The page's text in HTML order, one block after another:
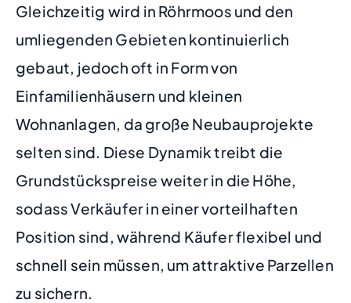
Gleichzeitig wird in Röhrmoos und den
umliegenden Gebieten kontinuierlich
gebaut, jedoch oft in Form von
Einfamilienhäusern und kleinen
Wohnanlagen, da große Neubauprojekte
selten sind. Diese Dynamik treibt die
Grundstückspreise weiter in die Höhe,
sodass Verkäufer in einer vorteilhaften
Position sind, während Käufer flexibel und
schnell sein müssen, um attraktive Parzellen
zu sichern.